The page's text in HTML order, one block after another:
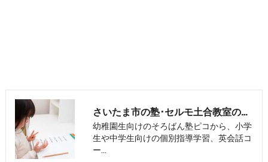
さいたま市の塾･セルモ土合教室の評判
幼稚園生向けのそろばん塾ピコから、小学
生や中学生向けの個別指導学習、英会話コ
ー…